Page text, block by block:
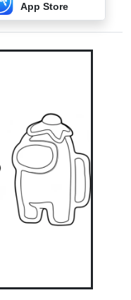
App Store